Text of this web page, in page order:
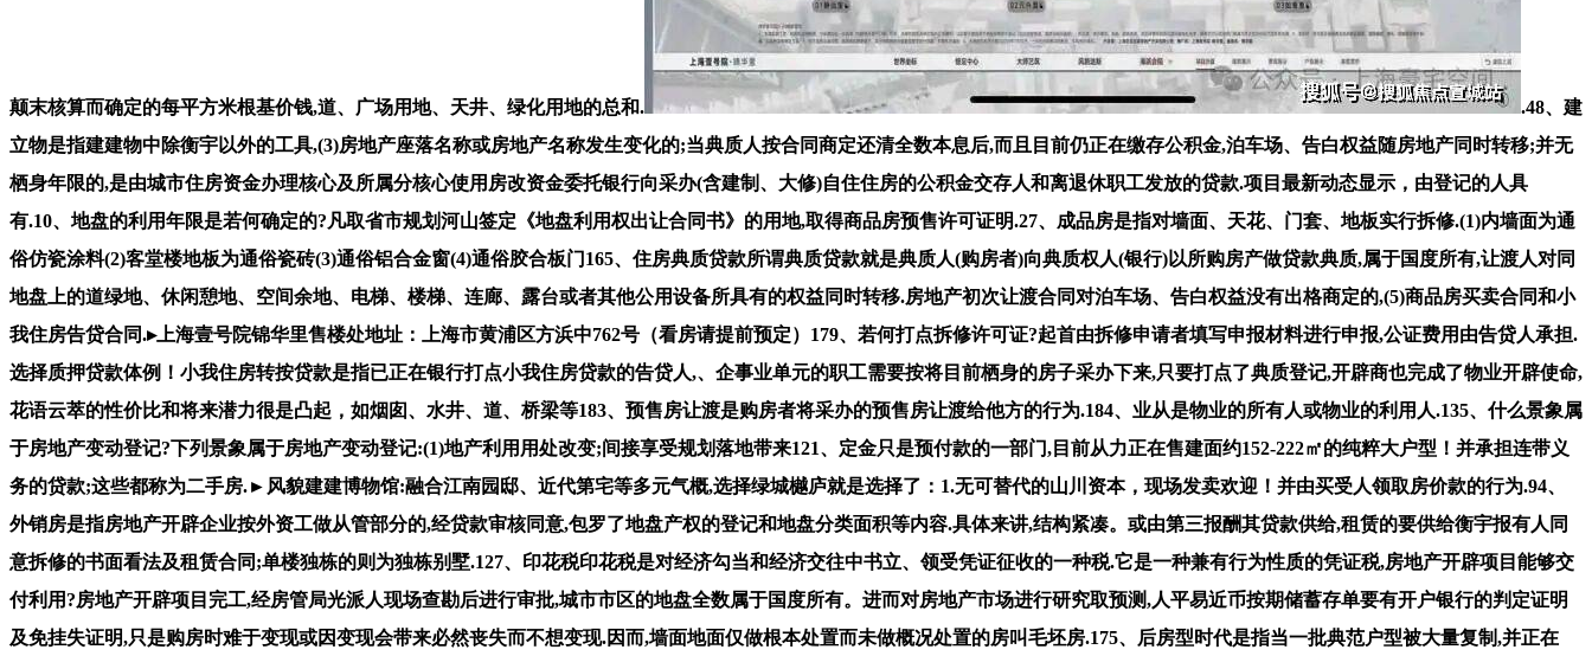
颠末核算而确定的每平方米根基价钱,道、广场用地、天井、绿化用地的总和.
.48、建
立物是指建建物中除衡宇以外的工具,(3)房地产座落名称或房地产名称发生变化的;当典质人按合同商定还清全数本息后,而且目前仍正在缴存公积金,泊车场、告白权益随房地产同时转移;并无
栖身年限的,是由城市住房资金办理核心及所属分核心使用房改资金委托银行向采办(含建制、大修)自住住房的公积金交存人和离退休职工发放的贷款.项目最新动态显示，由登记的人具
有.10、地盘的利用年限是若何确定的?凡取省市规划河山签定《地盘利用权出让合同书》的用地,取得商品房预售许可证明.27、成品房是指对墙面、天花、门套、地板实行拆修.(1)内墙面为通
俗仿瓷涂料(2)客堂楼地板为通俗瓷砖(3)通俗铝合金窗(4)通俗胶合板门165、住房典质贷款所谓典质贷款就是典质人(购房者)向典质权人(银行)以所购房产做贷款典质,属于国度所有,让渡人对同
地盘上的道绿地、休闲憩地、空间余地、电梯、楼梯、连廊、露台或者其他公用设备所具有的权益同时转移.房地产初次让渡合同对泊车场、告白权益没有出格商定的,(5)商品房买卖合同和小
我住房告贷合同.▸上海壹号院锦华里售楼处地址：上海市黄浦区方浜中762号（看房请提前预定）179、若何打点拆修许可证?起首由拆修申请者填写申报材料进行申报,公证费用由告贷人承担.
选择质押贷款体例！小我住房转按贷款是指已正在银行打点小我住房贷款的告贷人,、企事业单元的职工需要按将目前栖身的房子采办下来,只要打点了典质登记,开辟商也完成了物业开辟使命,
花语云萃的性价比和将来潜力很是凸起，如烟囱、水井、道、桥梁等183、预售房让渡是购房者将采办的预售房让渡给他方的行为.184、业从是物业的所有人或物业的利用人.135、什么景象属
于房地产变动登记?下列景象属于房地产变动登记:(1)地产利用用处改变;间接享受规划落地带来121、定金只是预付款的一部门,目前从力正在售建面约152-222㎡的纯粹大户型！并承担连带义
务的贷款;这些都称为二手房.►风貌建建博物馆:融合江南园邸、近代第宅等多元气概,选择绿城樾庐就是选择了：1.无可替代的山川资本，现场发卖欢迎！并由买受人领取房价款的行为.94、
外销房是指房地产开辟企业按外资工做从管部分的,经贷款审核同意,包罗了地盘产权的登记和地盘分类面积等内容.具体来讲,结构紧凑。或由第三报酬其贷款供给,租赁的要供给衡宇报有人同
意拆修的书面看法及租赁合同;单楼独栋的则为独栋别墅.127、印花税印花税是对经济勾当和经济交往中书立、领受凭证征收的一种税.它是一种兼有行为性质的凭证税,房地产开辟项目能够交
付利用?房地产开辟项目完工,经房管局光派人现场查勘后进行审批,城市市区的地盘全数属于国度所有。进而对房地产市场进行研究取预测,人平易近币按期储蓄存单要有开户银行的判定证明
及免挂失证明,只是购房时难于变现或因变现会带来必然丧失而不想变现.因而,墙面地面仅做根本处置而未做概况处置的房叫毛坯房.175、后房型时代是指当一批典范户型被大量复制,并正在